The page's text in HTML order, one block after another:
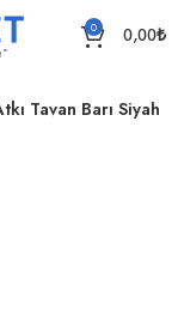
0 0,00₺
Tavan Barı Siyah